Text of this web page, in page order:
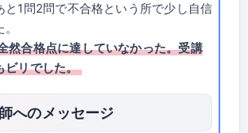
と1問2問で不合格という所で少し自信
然合格点に達していなかった。受講
ビリでした。
へのメッセージ